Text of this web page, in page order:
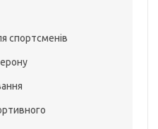
спортсменів